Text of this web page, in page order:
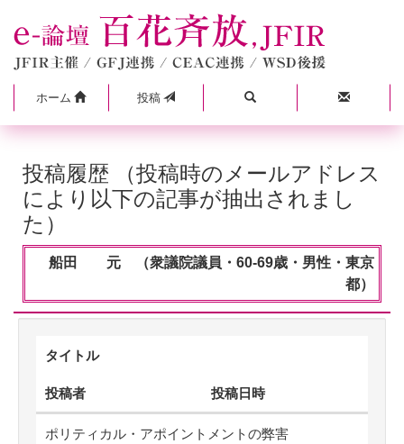
ホーム 投稿
投稿履歴 （投稿時のメールアドレス
により以下の記事が抽出されまし
た）
船田 元 （衆議院議員・60-69歳・男性・東京
都）
タイトル
投稿者 投稿日時
ポリティカル・アポイントメントの弊害